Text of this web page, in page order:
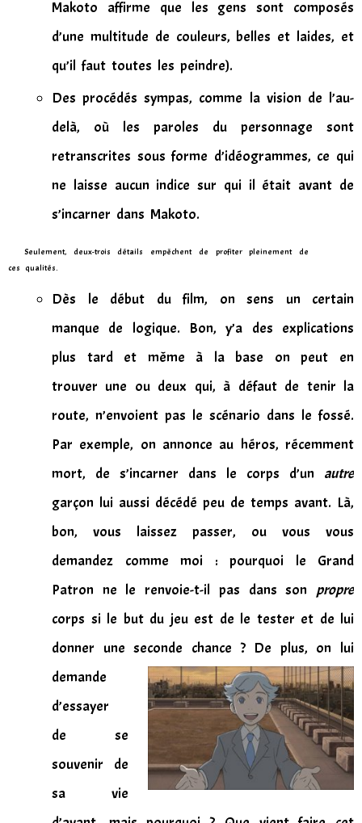
Makoto affirme que les gens sont composés
d’une multitude de couleurs, belles et laides, et
qu’il faut toutes les peindre).
Des procédés sympas, comme la vision de l’au-
delà, où les paroles du personnage sont
retranscrites sous forme d’idéogrammes, ce qui
ne laisse aucun indice sur qui il était avant de
s’incarner dans Makoto.
Seulement, deux-trois détails empêchent de profiter pleinement de
ces qualités.
Dès le début du film, on sens un certain
manque de logique. Bon, y’a des explications
plus tard et même à la base on peut en
trouver une ou deux qui, à défaut de tenir la
route, n’envoient pas le scénario dans le fossé.
Par exemple, on annonce au héros, récemment
mort, de s’incarner dans le corps d’un autre
garçon lui aussi décédé peu de temps avant. Là,
bon, vous laissez passer, ou vous vous
demandez comme moi : pourquoi le Grand
Patron ne le renvoie-t-il pas dans son propre
corps si le but du jeu est de le tester et de lui
donner une seconde chance ? De plus, on lui
demande
d’essayer
de se
souvenir de
sa vie